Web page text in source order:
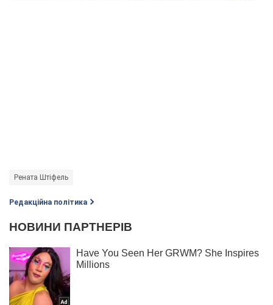
Рената Штіфель
Редакційна політика